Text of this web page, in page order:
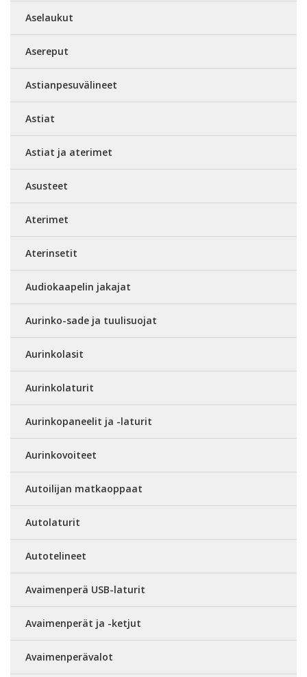
Aselaukut
Asereput
Astianpesuvälineet
Astiat
Astiat ja aterimet
Asusteet
Aterimet
Aterinsetit
Audiokaapelin jakajat
Aurinko-sade ja tuulisuojat
Aurinkolasit
Aurinkolaturit
Aurinkopaneelit ja -laturit
Aurinkovoiteet
Autoilijan matkaoppaat
Autolaturit
Autotelineet
Avaimenperä USB-laturit
Avaimenperät ja -ketjut
Avaimenperävalot